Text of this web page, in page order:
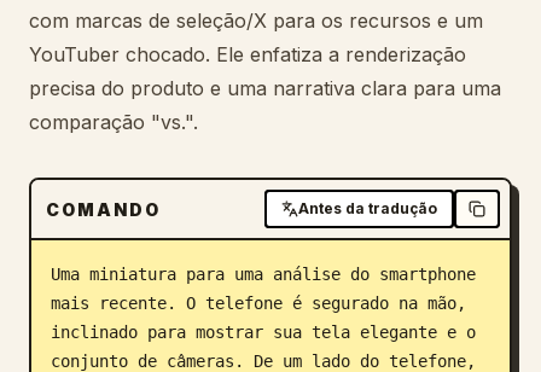
Preços
Baixar
Blog
Atualizações
com marcas de seleção/X para os recursos e um
YouTuber chocado. Ele enfatiza a renderização
precisa do produto e uma narrativa clara para uma
comparação "vs.".
COMANDO Antes da tradução
Uma miniatura para uma análise do smartphone
mais recente. O telefone é segurado na mão,
inclinado para mostrar sua tela elegante e o
conjunto de câmeras. De um lado do telefone,